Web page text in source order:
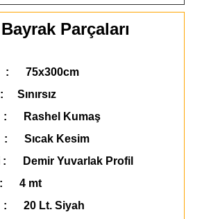
Parçaları
: 75x300cm
Rashel Kumaş
: Sıcak Kesim
: Demir Yuvarlak Profil
4 mt
Lt. Siyah